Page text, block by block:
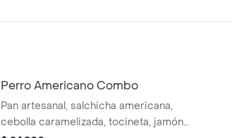
Perro Americano Combo
Pan artesanal, salchicha americana,
cebolla caramelizada, tocineta, jamón